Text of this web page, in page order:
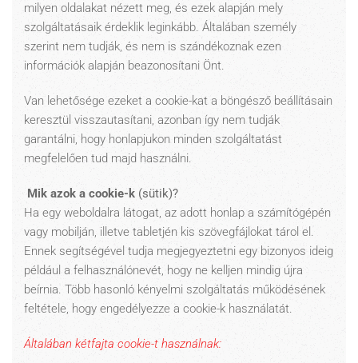
milyen oldalakat nézett meg, és ezek alapján mely
szolgáltatásaik érdeklik leginkább. Általában személy
szerint nem tudják, és nem is szándékoznak ezen
információk alapján beazonosítani Önt.
Van lehetősége ezeket a cookie-kat a böngésző beállításain
keresztül visszautasítani, azonban így nem tudják
garantálni, hogy honlapjukon minden szolgáltatást
megfelelően tud majd használni.
Mik azok a cookie-k (sütik)?
Ha egy weboldalra látogat, az adott honlap a számítógépén
vagy mobilján, illetve tabletjén kis szövegfájlokat tárol el.
Ennek segítségével tudja megjegyeztetni egy bizonyos ideig
például a felhasználónevét, hogy ne kelljen mindig újra
beírnia. Több hasonló kényelmi szolgáltatás működésének
feltétele, hogy engedélyezze a cookie-k használatát.
Általában kétfajta cookie-t használnak: